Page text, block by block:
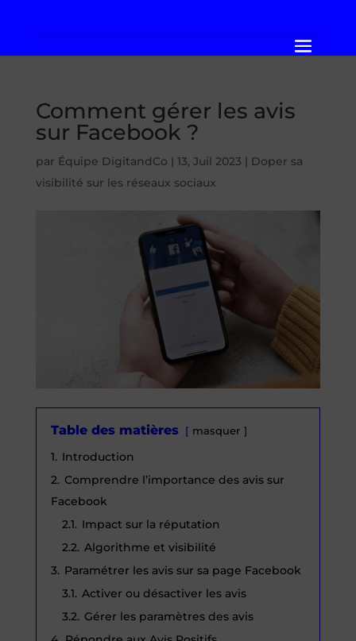
Comment gérer les avis
sur Facebook ?
par Équipe DigitandCo | 13, Juil 2023 | Doper sa
visibilité sur les réseaux sociaux
Table des matières masquer
1. Introduction
2. Comprendre l’importance des avis sur
Facebook
2.1. Impact sur la réputation
2.2. Algorithme et visibilité
3. Paramétrer les avis sur sa page Facebook
3.1. Activer ou désactiver les avis
3.2. Gérer les paramètres des avis